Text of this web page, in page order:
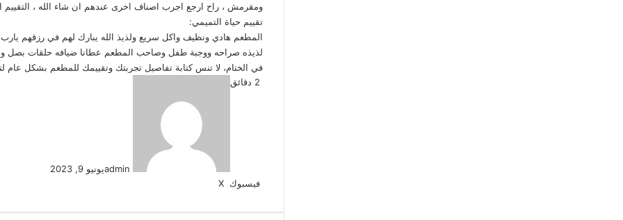
ومقرمش ، راح ارجع اجرب اصناف اخرى عندهم ان شاء الله ، التقييم
تقييم حياة التميمي:
المطعم هادي ونظيف واكل سريع ولذيذ الله يبارك لهم في رزقهم
لذيذه صراحه ووجبة طفل وصاحب المطعم عطانا ضيافه حلقات
في الختام، لا تنس كتابة تفاصيل تجربتك وتقييمك للمطعم بشكل عام
adminيونيو 9, 2023
فيسبوك ‫X
البريد